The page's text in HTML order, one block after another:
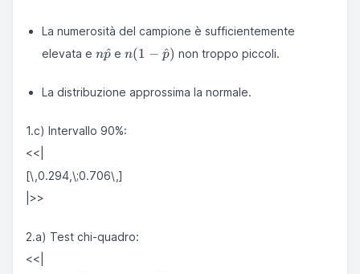
La numerosità del campione è sufficientemente
elevata e n\hat
np
^ e n(1-
\hat
n(1 − p
^) non troppo piccoli.
La distribuzione approssima la normale.
1.c) Intervallo 90%:
<<|
[\,0.294,\;0.706\,]
|>>
2.a) Test chi-quadro:
<<|